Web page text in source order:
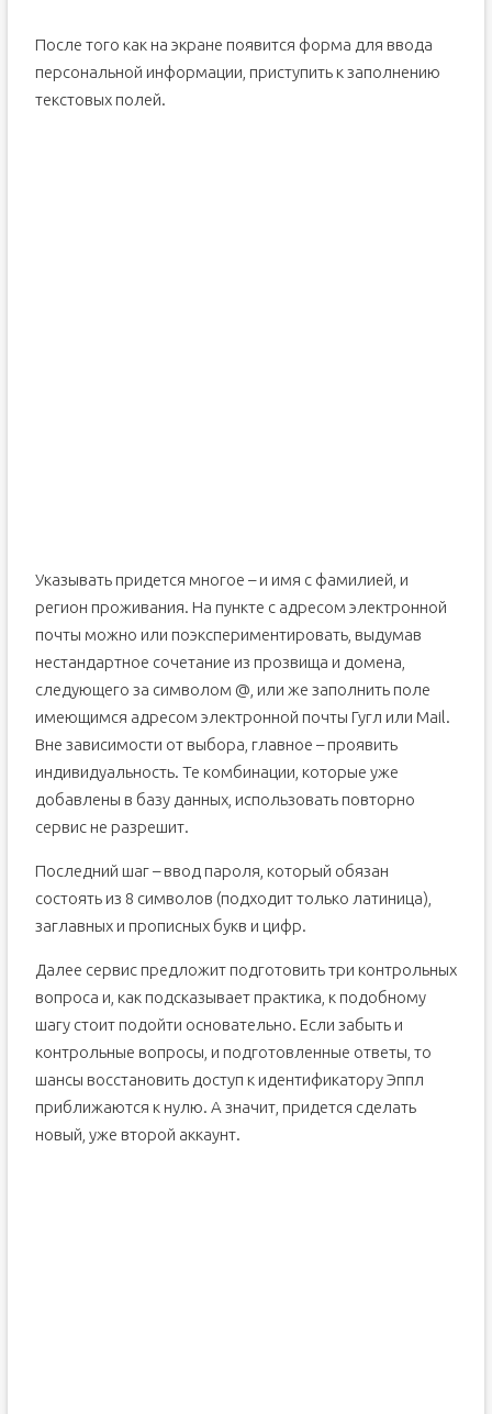
После того как на экране появится форма для ввода
персональной информации, приступить к заполнению
текстовых полей.
Указывать придется многое – и имя с фамилией, и
регион проживания. На пункте с адресом электронной
почты можно или поэкспериментировать, выдумав
нестандартное сочетание из прозвища и домена,
следующего за символом @, или же заполнить поле
имеющимся адресом электронной почты Гугл или Mail.
Вне зависимости от выбора, главное – проявить
индивидуальность. Те комбинации, которые уже
добавлены в базу данных, использовать повторно
сервис не разрешит.
Последний шаг – ввод пароля, который обязан
состоять из 8 символов (подходит только латиница),
заглавных и прописных букв и цифр.
Далее сервис предложит подготовить три контрольных
вопроса и, как подсказывает практика, к подобному
шагу стоит подойти основательно. Если забыть и
контрольные вопросы, и подготовленные ответы, то
шансы восстановить доступ к идентификатору Эппл
приближаются к нулю. А значит, придется сделать
новый, уже второй аккаунт.